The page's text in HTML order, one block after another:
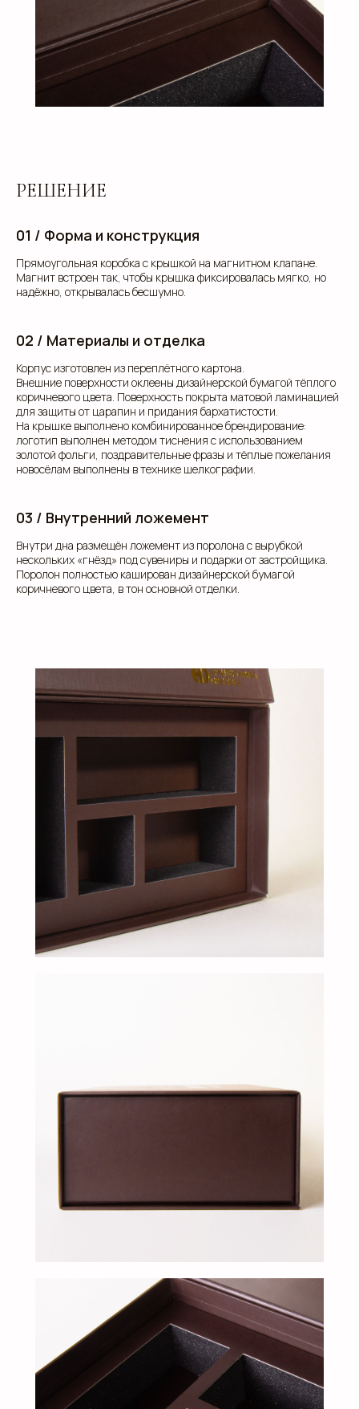
РЕШЕНИЕ
01 / Форма и конструкция
Прямоугольная коробка с крышкой на магнитном клапане.
Магнит встроен так, чтобы крышка фиксировалась мягко, но
надёжно, открывалась бесшумно.
02 / Материалы и отделка
Корпус изготовлен из переплётного картона.
Внешние поверхности оклеены дизайнерской бумагой тёплого
коричневого цвета. Поверхность покрыта матовой ламинацией
для защиты от царапин и придания бархатистости.
На крышке выполнено комбинированное брендирование:
логотип выполнен методом тиснения с использованием
золотой фольги, поздравительные фразы и тёплые пожелания
новосёлам выполнены в технике шелкографии.
03 / Внутренний ложемент
Внутри дна размещён ложемент из поролона с вырубкой
нескольких «гнёзд» под сувениры и подарки от застройщика.
Поролон полностью каширован дизайнерской бумагой
коричневого цвета, в тон основной отделки.
Свяжитесь с нами для консультации. Мы обсудим
ваши потребности, предложим варианты и
разработаем упаковку, которая подчеркнет
уникальность вашей продукции. Наши
специалисты готовы ответить на все вопросы и
предложить решения, соответствующие вашим
ЗАПОЛНИТЕ ЗАЯВКУ, И
МЫ ПОДБЕРЕМ ДЛЯ ВАС
ИДЕАЛЬНОЕ РЕШЕНИЕ
клиентам
Я прочитал и подтверждаю, что ознакомлен с
Пользовательским соглашением
Политикой в
области обработки и защиты персональных
, а также даю
Согласие на обработку
персональных данных
Отправить